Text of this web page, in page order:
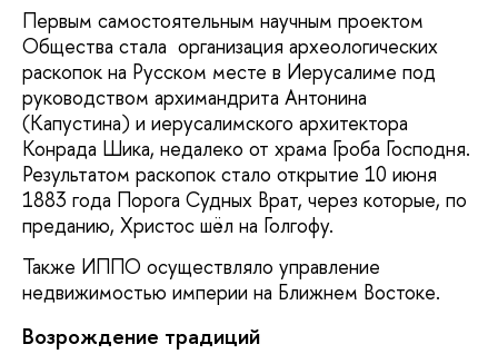
Первым самостоятельным научным проектом
Общества стала организация археологических
раскопок на Русском месте в Иерусалиме под
руководством архимандрита Антонина
(Капустина) и иерусалимского архитектора
Конрада Шика, недалеко от храма Гроба Господня.
Результатом раскопок стало открытие 10 июня
1883 года Порога Судных Врат, через которые, по
преданию, Христос шёл на Голгофу.
Также ИППО осуществляло управление
недвижимостью империи на Ближнем Востоке.
Возрождение традиций